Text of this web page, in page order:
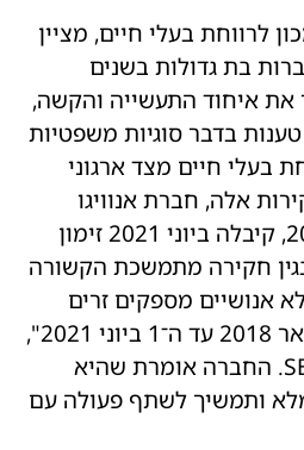
לרווחת בעלי חיים, מציין
בת גדולות בשנים
את איחוד התעשייה והקשה,
בדבר סוגיות משפטיות
בעלי חיים מצד ארגוני
אלה, חברת אנוויגו
שנרכשה בנובמבר 2021, קיבלה ביוני 2021 זימון
חקירה מתמשכת הקשורה
אנושיים מספקים זרים
לתקופה שבין ה־1 בינואר 2018 עד ה־1 ביוני 2021",
זאת לפי הגשותיה ל־SEC. החברה אומרת שהיא
ותמשיך לשתף פעולה עם